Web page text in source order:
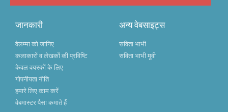
जानकारी
वेलम्मा को जानिए
कलाकारों व लेखकों की प्रविष्टि
केवल वयस्कों के लिए
गोपनीयता नीति
हमारे लिए काम करें
वेबमास्टर पैसा कमाते हैं
अन्य वेबसाइट्स
सविता भाभी
सविता भाभी मूवी